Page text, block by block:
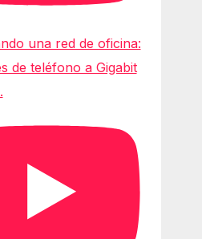
una red de oficina:
de teléfono a Gigabit